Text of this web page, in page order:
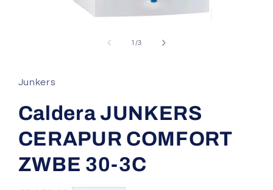
ventana
modal
1 /de
3
Junkers
Caldera JUNKERS
CERAPUR COMFORT
ZWBE 30-3C